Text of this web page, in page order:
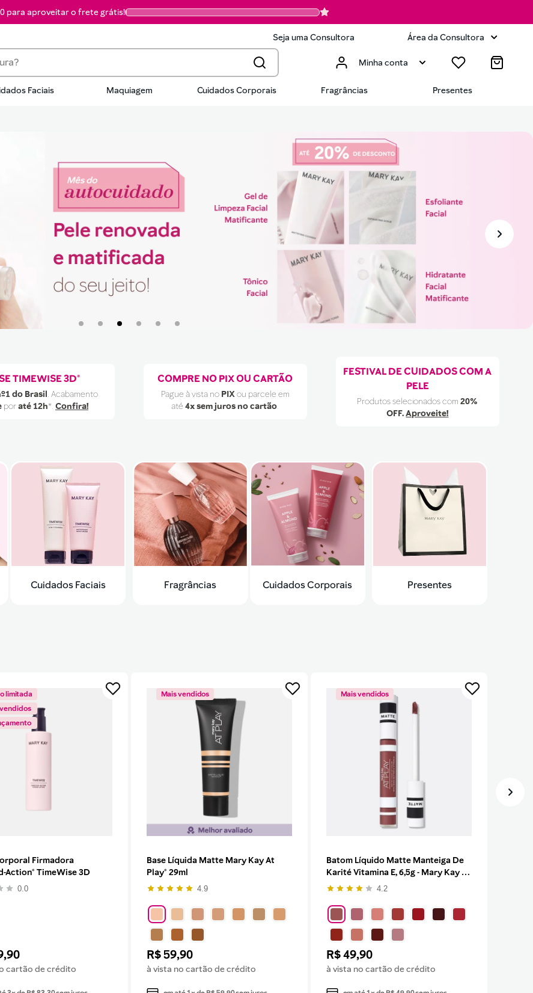
para aproveitar o frete grátis!
Seja uma Consultora Área da Consultora
Minha conta
Faciais Maquiagem Cuidados Corporais Fragrâncias Presentes
TIMEWISE 3D®
do Brasil. Acabamento
poraté 12h*. Confira!
COMPRE NO PIX OU CARTÃO
Pague à vista no PIXou parcele em
até4x sem juros no cartão.
FESTIVAL DE CUIDADOS COM A
PELE
Produtos selecionados com20%
OFF.Aproveite!
Cuidados Faciais Fragrâncias Cuidados Corporais Presentes
limitada
Firmadora
Action® TimeWise 3D
0.0
,90
cartão de crédito
Mais vendidos
Base Líquida Matte Mary Kay At
Play® 29ml
4.9
R$59,90
à vista no cartão de crédito
Mais vendidos
Batom Líquido Matte Manteiga De
Karité Vitamina E, 6,5g - Mary Kay At
Play®
4.2
R$49,90
à vista no cartão de crédito